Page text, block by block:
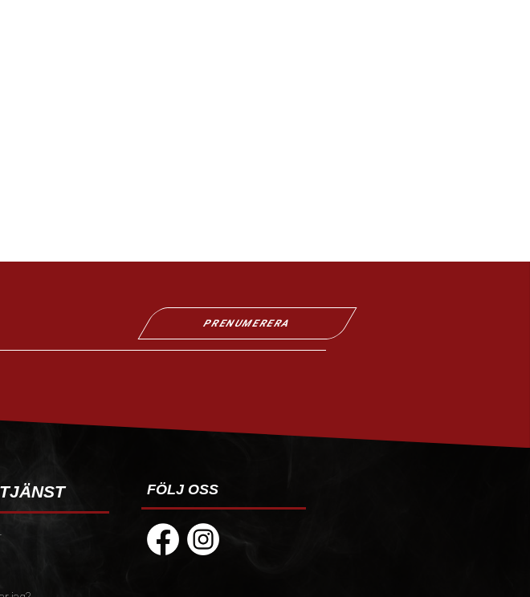
PRENUMERERA
FÖLJ OSS